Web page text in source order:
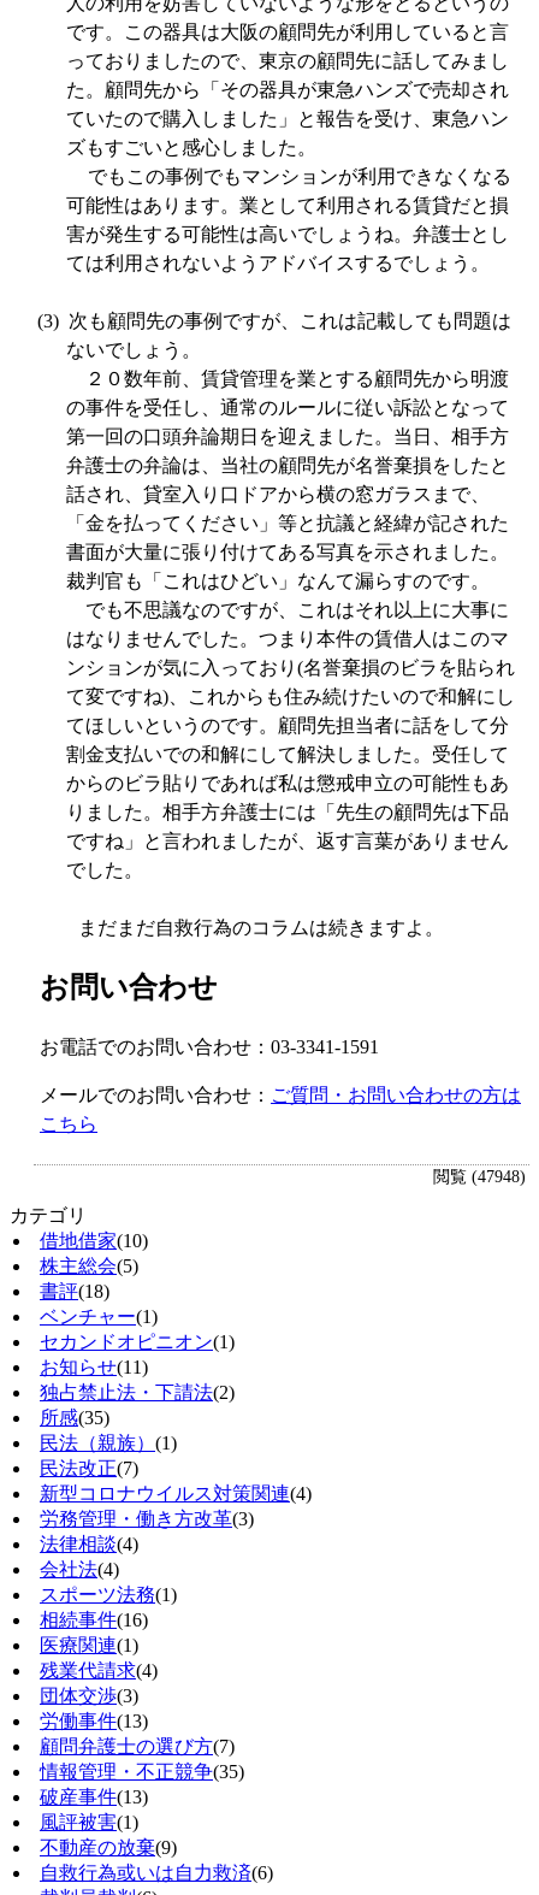
です。この器具は大阪の顧問先が利用していると言
っておりましたので、東京の顧問先に話してみまし
た。顧問先から「その器具が東急ハンズで売却され
ていたので購入しました」と報告を受け、東急ハン
ズもすごいと感心しました。
でもこの事例でもマンションが利用できなくなる
可能性はあります。業として利用される賃貸だと損
害が発生する可能性は高いでしょうね。弁護士とし
ては利用されないようアドバイスするでしょう。
(3) 次も顧問先の事例ですが、これは記載しても問題は
ないでしょう。
２０数年前、賃貸管理を業とする顧問先から明渡
の事件を受任し、通常のルールに従い訴訟となって
第一回の口頭弁論期日を迎えました。当日、相手方
弁護士の弁論は、当社の顧問先が名誉棄損をしたと
話され、貸室入り口ドアから横の窓ガラスまで、
「金を払ってください」等と抗議と経緯が記された
書面が大量に張り付けてある写真を示されました。
裁判官も「これはひどい」なんて漏らすのです。
でも不思議なのですが、これはそれ以上に大事に
はなりませんでした。つまり本件の賃借人はこのマ
ンションが気に入っており(名誉棄損のビラを貼られ
て変ですね) 、これからも住み続けたいので和解にし
てほしいというのです。顧問先担当者に話をして分
割金支払いでの和解にして解決しました。受任して
からのビラ貼りであれば私は懲戒申立の可能性もあ
りました。相手方弁護士には「先生の顧問先は下品
ですね」と言われましたが、返す言葉がありません
でした。
まだまだ自救行為のコラムは続きますよ。
お問い合わせ
お電話でのお問い合わせ：03-3341-1591
メールでのお問い合わせ： ご質問・お問い合わせの方は
こちら
閲覧 (47948)
カテゴリ
借地借家(10)
株主総会(5)
書評(18)
ベンチャー(1)
セカンドオピニオン(1)
お知らせ(11)
独占禁止法・下請法(2)
所感(35)
民法（親族） (1)
民法改正(7)
新型コロナウイルス対策関連(4)
労務管理・働き方改革(3)
法律相談(4)
会社法(4)
スポーツ法務(1)
相続事件(16)
医療関連(1)
残業代請求(4)
団体交渉(3)
労働事件(13)
顧問弁護士の選び方(7)
情報管理・不正競争(35)
破産事件(13)
風評被害(1)
不動産の放棄(9)
自救行為或いは自力救済(6)